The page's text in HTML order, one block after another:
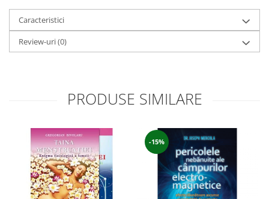
Caracteristici
Review-uri(0)
PRODUSE SIMILARE
-15%